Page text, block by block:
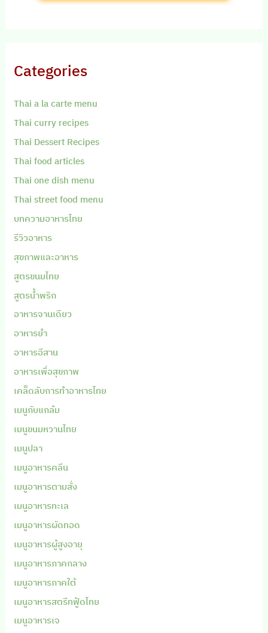
Categories
Thai a la carte menu
Thai curry recipes
Thai Dessert Recipes
Thai food articles
Thai one dish menu
Thai street food menu
บทความอาหารไทย
รีวิวอาหาร
สุขภาพและอาหาร
สูตรขนมไทย
สูตรน้ำพริก
อาหารจานเดียว
อาหารยำ
อาหารอีสาน
อาหารเพื่อสุขภาพ
เคล็ดลับการทำอาหารไทย
เมนูกับแกล้ม
เมนูขนมหวานไทย
เมนูปลา
เมนูอาหารคลีน
เมนูอาหารตามสั่ง
เมนูอาหารทะเล
เมนูอาหารผัดทอด
เมนูอาหารผู้สูงอายุ
เมนูอาหารภาคกลาง
เมนูอาหารภาคใต้
เมนูอาหารสตรีทฟู้ดไทย
เมนูอาหารเจ